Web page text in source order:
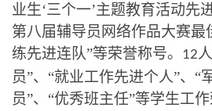
业生‘三个一’主题教育活动先
第八届辅导员网络作品大赛最
练先进连队”等荣誉称号。
12
员”、“就业工作先进个人”、“
员”、“优秀班主任”等学生工作